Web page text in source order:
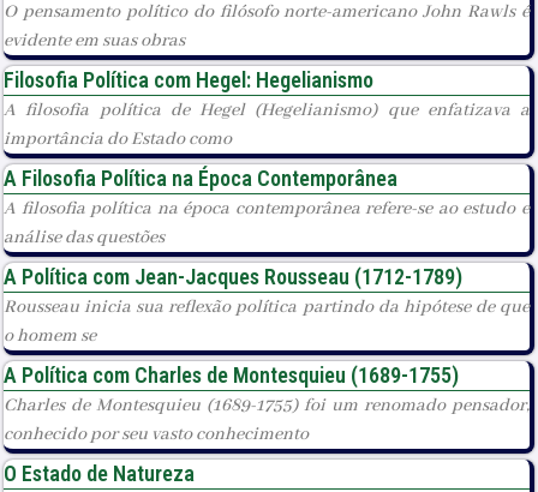
O pensamento político do filósofo norte-americano John Rawls é
evidente em suas obras
Filosofia Política com Hegel: Hegelianismo
A filosofia política de Hegel (Hegelianismo) que enfatizava a
importância do Estado como
A Filosofia Política na Época Contemporânea
A filosofia política na época contemporânea refere-se ao estudo e
análise das questões
A Política com Jean-Jacques Rousseau (1712-1789)
Rousseau inicia sua reflexão política partindo da hipótese de que
o homem se
A Política com Charles de Montesquieu (1689-1755)
Charles de Montesquieu (1689-1755) foi um renomado pensador,
conhecido por seu vasto conhecimento
O Estado de Natureza